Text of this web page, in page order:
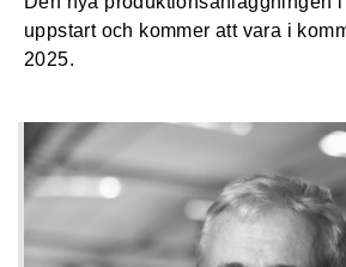
uppstart och kommer att vara i
2025.